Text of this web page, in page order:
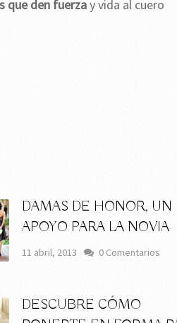
que den fuerzay vida al cuero
DAMAS DE HONOR, UN
APOYO PARA LA NOVIA
11 abril, 2013 0 Comentarios
DESCUBRE CÓMO